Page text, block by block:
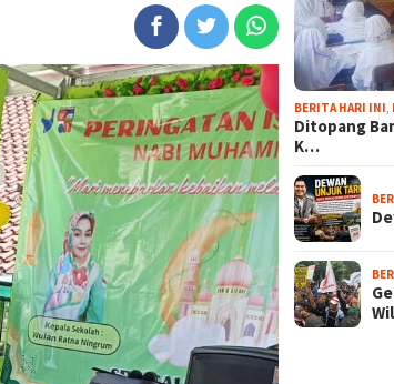
BERITA HARI INI
Ditopang
K…